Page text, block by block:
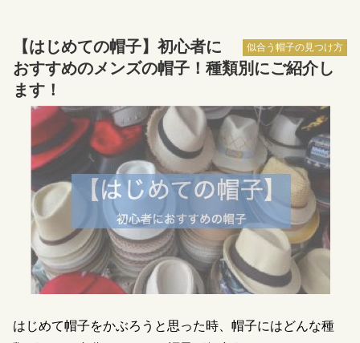
似合う帽子の見つけ方
【はじめての帽子】初心者に
おすすめのメンズの帽子！種類別にご紹介し
ます！
はじめて帽子をかぶろうと思った時、帽子にはどんな種